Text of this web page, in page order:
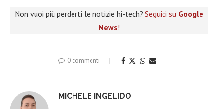
Non vuoi più perderti le notizie hi-tech? Seguici su Google
News!
0 commenti
MICHELE INGELIDO